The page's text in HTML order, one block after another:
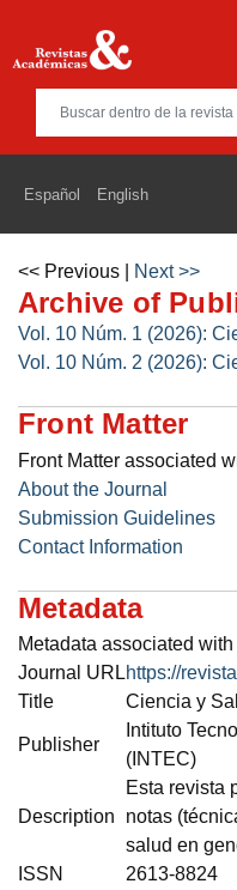
Español English
<< Previous Next >>
Archive of
Vol. 10 Núm. 1 (2026):
Vol. 10 Núm. 2 (2026):
Front Matter
Front Matter associated
About the Journal
Submission Guidelines
Contact Information
Metadata
Metadata associated
Journal URLhttps://
Title
Ciencia y
Publisher
Intituto
(INTEC)
Description
Esta revista
notas
salud en
ISSN
2613-8824